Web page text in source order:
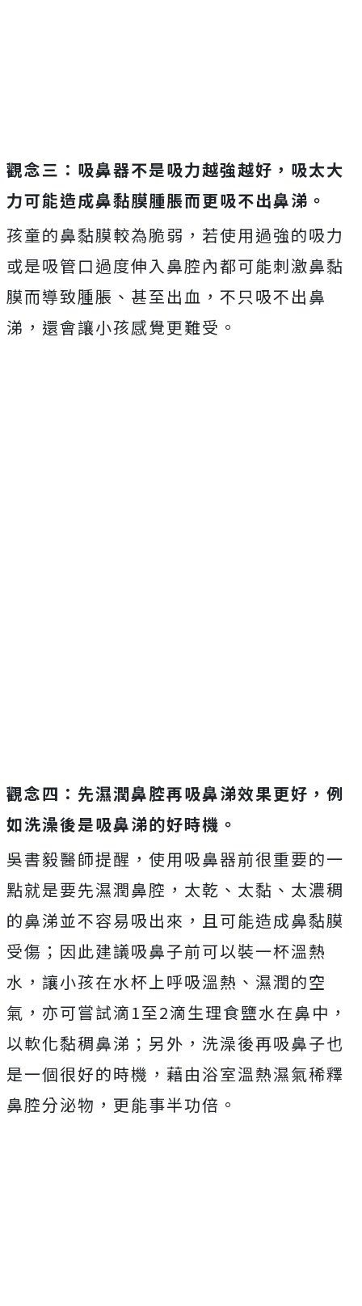
觀念三：吸鼻器不是吸力越強越好，吸太大
力可能造成鼻黏膜腫脹而更吸不出鼻涕。
孩童的鼻黏膜較為脆弱，若使用過強的吸力
或是吸管口過度伸入鼻腔內都可能刺激鼻黏
膜而導致腫脹、甚至出血，不只吸不出鼻
涕，還會讓小孩感覺更難受。
觀念四：先濕潤鼻腔再吸鼻涕效果更好，例
如洗澡後是吸鼻涕的好時機。
吳書毅醫師提醒，使用吸鼻器前很重要的一
點就是要先濕潤鼻腔，太乾、太黏、太濃稠
的鼻涕並不容易吸出來，且可能造成鼻黏膜
受傷；因此建議吸鼻子前可以裝一杯溫熱
水，讓小孩在水杯上呼吸溫熱、濕潤的空
氣，亦可嘗試滴1至2滴生理食鹽水在鼻中，
以軟化黏稠鼻涕；另外，洗澡後再吸鼻子也
是一個很好的時機，藉由浴室溫熱濕氣稀釋
鼻腔分泌物，更能事半功倍。